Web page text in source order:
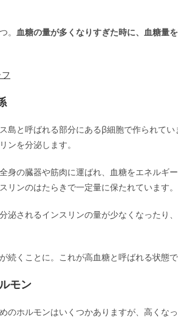
。 血糖の量が多くなりすぎた時に、血糖量
島と呼ばれる部分にあるβ細胞で作られて
ンを分泌します。
身の臓器や筋肉に運ばれ、血糖をエネルギ
リンのはたらきで一定量に保たれています。
泌されるインスリンの量が少なくなったり
続くことに。これが高血糖と呼ばれる状態
モン
のホルモンはいくつかありますが、高くな